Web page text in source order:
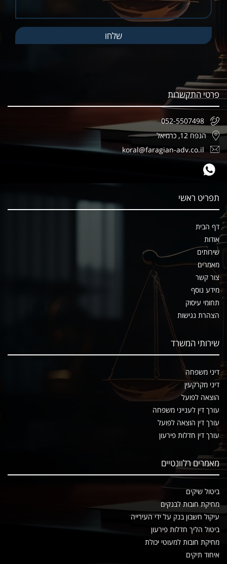
פרטי התקשרות
052-5507498
הנפח 12, כרמיאל
koral@faragian-adv.co.il
תפריט ראשי
דף הבית
אודות
שירותים
מאמרים
צור קשר
מידע נוסף
תחומי עיסוק
הצהרת נגישות
שירותי המשרד
דיני משפחה
דיני מקרקעין
הוצאה לפועל
עורך דין לענייני משפחה
עורך דין הוצאה לפועל
עורך דין חדלות פירעון
מאמרים רלוונטיים
ביטול שיקים
מחיקת חובות לבנקים
עיקול חשבון בנק על ידי העירייה
ביטול הליך חדלות פירעון
מחיקת חובות למעוטי יכולת
איחוד תיקים